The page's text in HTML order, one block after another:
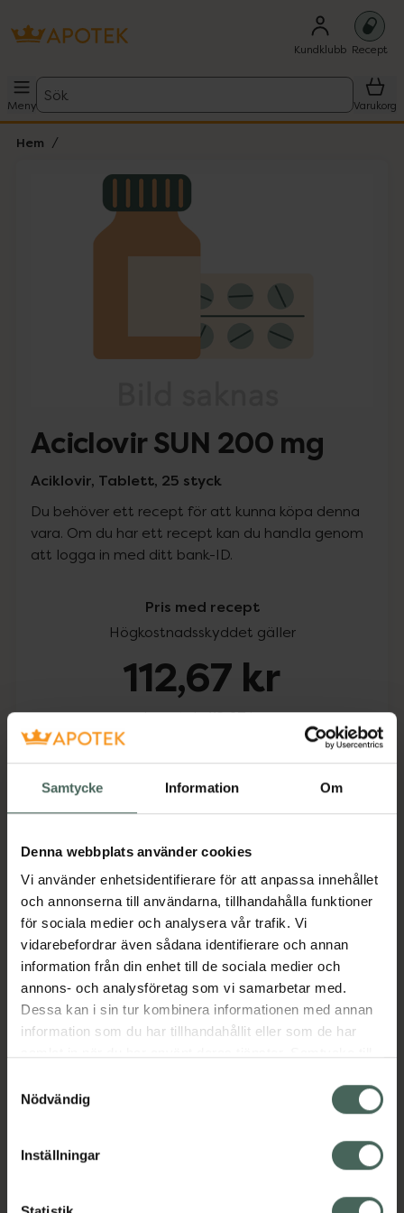
Samtycke Information Om
Denna webbplats använder cookies
Vi använder enhetsidentifierare för att anpassa innehållet
och annonserna till användarna, tillhandahålla funktioner
för sociala medier och analysera vår trafik. Vi
vidarebefordrar även sådana identifierare och annan
information från din enhet till de sociala medier och
annons- och analysföretag som vi samarbetar med.
Dessa kan i sin tur kombinera informationen med annan
information som du har tillhandahållit eller som de har
återkalla ditt samtycke via webbplatsens
cookieinställningar. Ett återkallat samtycke påverkar inte
lagligheten av behandling som skett innan återkallelsen.
Nödvändig
Inställningar
Kundklubb Recept
Meny
Sök
Varukorg
Hem
Lista: . Innehåller 1 objekt.
Aciclovir SUN 200 mg
Aciklovir, Tablett, 25 styck
Du behöver ett recept för att kunna köpa denna
vara. Om du har ett recept kan du handla genom
att logga in med ditt bank-ID.
Pris med recept
Högkostnadsskyddet gäller
112,67 kr
I apotek:112,67 kr
Köp via ditt recept
Beskrivning Dölj
Läs alltid bipacksedeln innan
användning.
EAN:
07393376002055